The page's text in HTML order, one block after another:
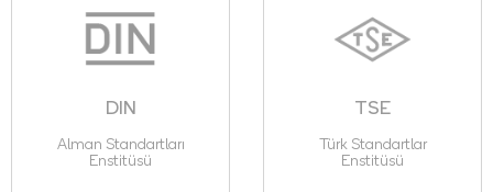
DIN
Alman Standartları
Enstitüsü
TSE
Türk Standartlar
Enstitüsü